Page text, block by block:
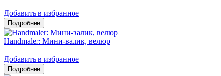
Добавить в избранное
Handmaler: Мини-валик, велюр
Добавить в избранное